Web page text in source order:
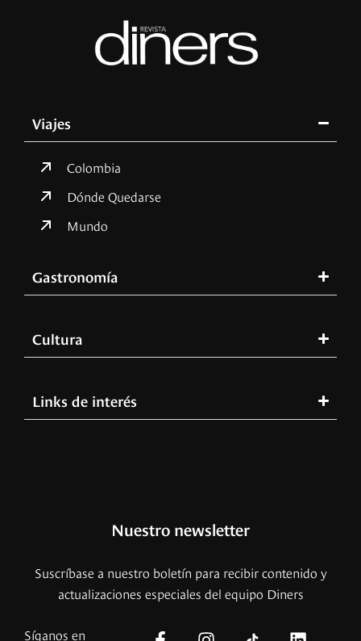
Viajes
Colombia
Dónde Quedarse
Mundo
Gastronomía
Cultura
Links de interés
Nuestro newsletter
Suscríbase a nuestro boletín para recibir contenido y
actualizaciones especiales del equipo Diners
Síganos en